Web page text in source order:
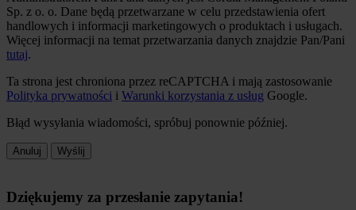
Sp. z o. o. Dane będą przetwarzane w celu przedstawienia ofert
handlowych i informacji marketingowych o produktach i usługach.
Więcej informacji na temat przetwarzania danych znajdzie Pan/Pani
tutaj.
Ta strona jest chroniona przez reCAPTCHA i mają zastosowanie
Polityka prywatności i Warunki korzystania z usług Google.
Błąd wysyłania wiadomości, spróbuj ponownie później.
Anuluj Wyślij
Dziękujemy za przesłanie zapytania!